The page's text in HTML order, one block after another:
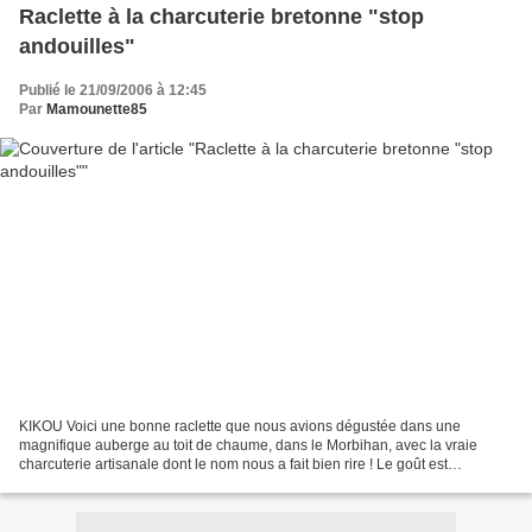
Raclette à la charcuterie bretonne "stop
andouilles"
Publié le 21/09/2006 à 12:45
Par Mamounette85
KIKOU Voici une bonne raclette que nous avions dégustée dans une
magnifique auberge au toit de chaume, dans le Morbihan, avec la vraie
charcuterie artisanale dont le nom nous a fait bien rire ! Le goût est